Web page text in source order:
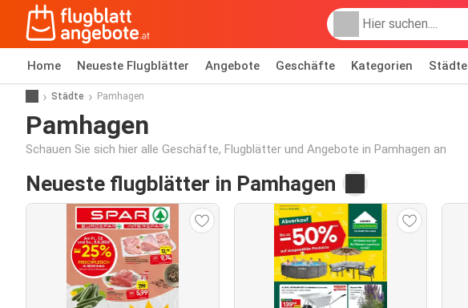
Home Neueste Flugblätter Angebote Geschäfte Kategorien Städte
Städte Pamhagen
Pamhagen
Schauen Sie sich hier alle Geschäfte, Flugblätter und Angebote in Pamhagen an
Neueste flugblätter in Pamhagen